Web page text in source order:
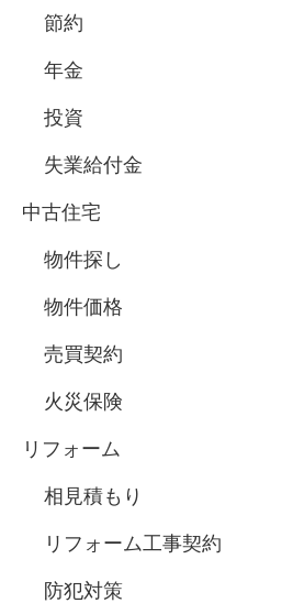
節約
年金
投資
失業給付金
中古住宅
物件探し
物件価格
売買契約
火災保険
リフォーム
相見積もり
リフォーム工事契約
防犯対策